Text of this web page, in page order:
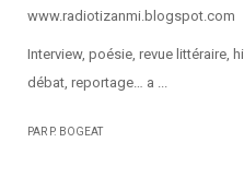
www.radiotizanmi.blogspot.com
Interview, poésie, revue littéraire,
débat, reportage… a ...
PAR P. BOGEAT